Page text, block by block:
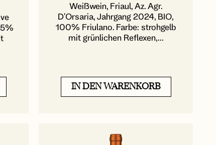
Weißwein, Friaul, Az. Agr.
D'Orsaria, Jahrgang 2024, BIO,
100% Friulano. Farbe: strohgelb
mit grünlichen Reflexen,...
IN DEN WARENKORB